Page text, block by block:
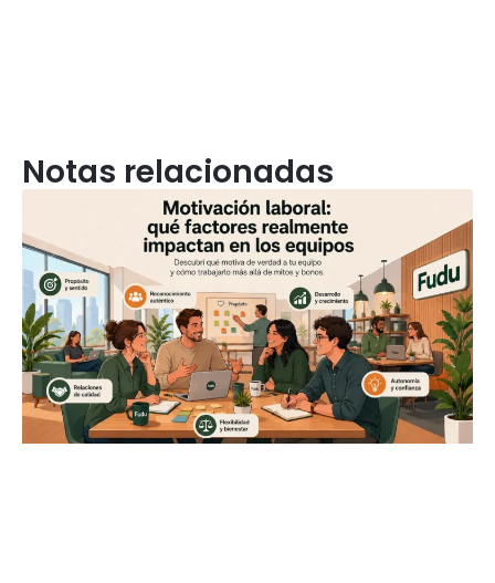
Notas relacionadas